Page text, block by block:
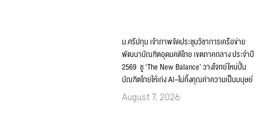
ม.ศรีปทุม เจ้าภาพจัดประชุมวิชาการเครือข่าย
พัฒนาบัณฑิตอุดมคติไทย เขตภาคกลาง ประจำปี
2569 ชู ‘The New Balance’ วางโจทย์ใหม่ปั้น
บัณฑิตไทยให้เก่ง AI–ไม่ทิ้งคุณค่าความเป็นมนุษย์
August 7, 2026